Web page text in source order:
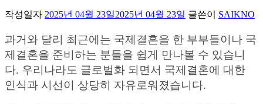
작성일자 2025년 04월 23일2025년 04월 23일 글쓴이 SAIKNO
과거와 달리 최근에는 국제결혼을 한 부부들이나 국
제결혼을 준비하는 분들을 쉽게 만나볼 수 있습니
다. 우리나라도 글로벌화 되면서 국제결혼에 대한
인식과 시선이 상당히 자유로워졌습니다.